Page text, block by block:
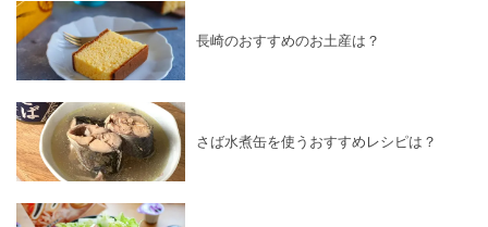
長崎のおすすめのお土産は？
さば水煮缶を使うおすすめレシピは？